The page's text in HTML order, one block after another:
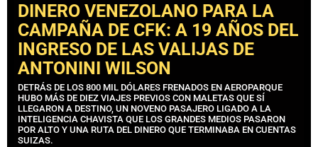
DINERO VENEZOLANO PARA LA
CAMPAÑA DE CFK: A 19 AÑOS DEL
INGRESO DE LAS VALIJAS DE
ANTONINI WILSON
DETRÁS DE LOS 800 MIL DÓLARES FRENADOS EN AEROPARQUE
HUBO MÁS DE DIEZ VIAJES PREVIOS CON MALETAS QUE SÍ
LLEGARON A DESTINO, UN NOVENO PASAJERO LIGADO A LA
INTELIGENCIA CHAVISTA QUE LOS GRANDES MEDIOS PASARON
POR ALTO Y UNA RUTA DEL DINERO QUE TERMINABA EN CUENTAS
SUIZAS.